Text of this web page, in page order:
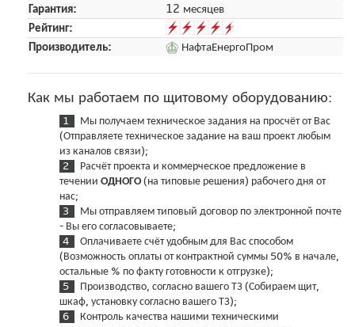
Гарантия:
12 месяцев
Рейтинг:
Производитель:
НафтаЕнергоПром
Как мы работаем по щитовому оборудованию:
Мы получаем техническое задания на просчёт от Вас
(Отправляете техническое задание на ваш проект любым
из каналов связи);
Расчёт проекта и коммерческое предложение в
течении ОДНОГО(на типовые решения) рабочего дня от
нас;
Мы отправляем типовый договор по электронной почте
- Вы его согласовываете;
Оплачиваете счёт удобным для Вас способом
(Возможность оплаты от контрактной суммы 50% в начале,
остальные % по факту готовности к отгрузке);
Производство, согласно вашего ТЗ (Собираем щит,
шкаф, установку согласно вашего ТЗ);
Контроль качества нашими техническими